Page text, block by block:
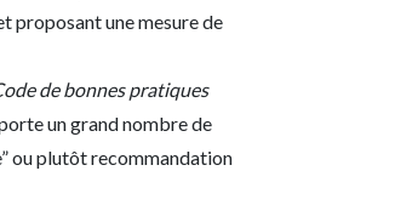
proposant une mesure de
de bonnes pratiques
un grand nombre de
ou plutôt recommandation